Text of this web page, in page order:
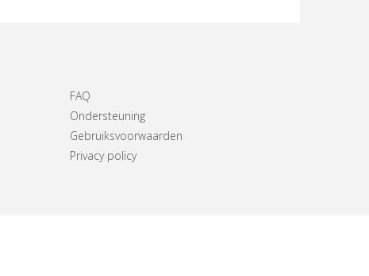
FAQ
Ondersteuning
Gebruiksvoorwaarden
Privacy policy